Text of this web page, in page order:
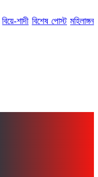
বিয়ে-শাদী বিশেষ পোস্ট মহিলাঙ্গন